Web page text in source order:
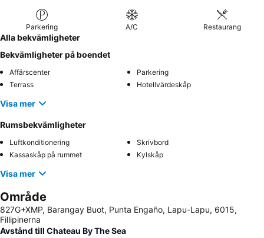
Parkering A/C Restaurang
Alla bekvämligheter
Bekvämligheter på boendet
Affärscenter
Parkering
Terrass
Hotellvärdeskåp
Visa mer
Rumsbekvämligheter
Luftkonditionering
Skrivbord
Kassaskåp på rummet
Kylskåp
Visa mer
Område
827G+XMP, Barangay Buot, Punta Engaño, Lapu-Lapu, 6015,
Fillipinerna
Avstånd till Chateau By The Sea